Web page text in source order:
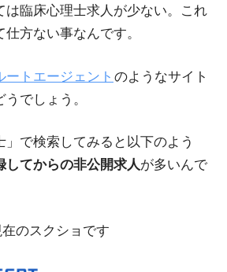
は臨床心理士求人が少ない。これ
方ない事なんです。
ートエージェント のようなサイト
でしょう。
で検索してみると以下のよう
してからの非公開求人が多いんで
のスクショです